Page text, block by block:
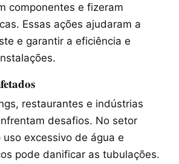
componentes e fizeram
Essas ações ajudaram a
e garantir a eficiência e
restaurantes e indústrias
desafios. No setor
excessivo de água e
pode danificar as tubulações.